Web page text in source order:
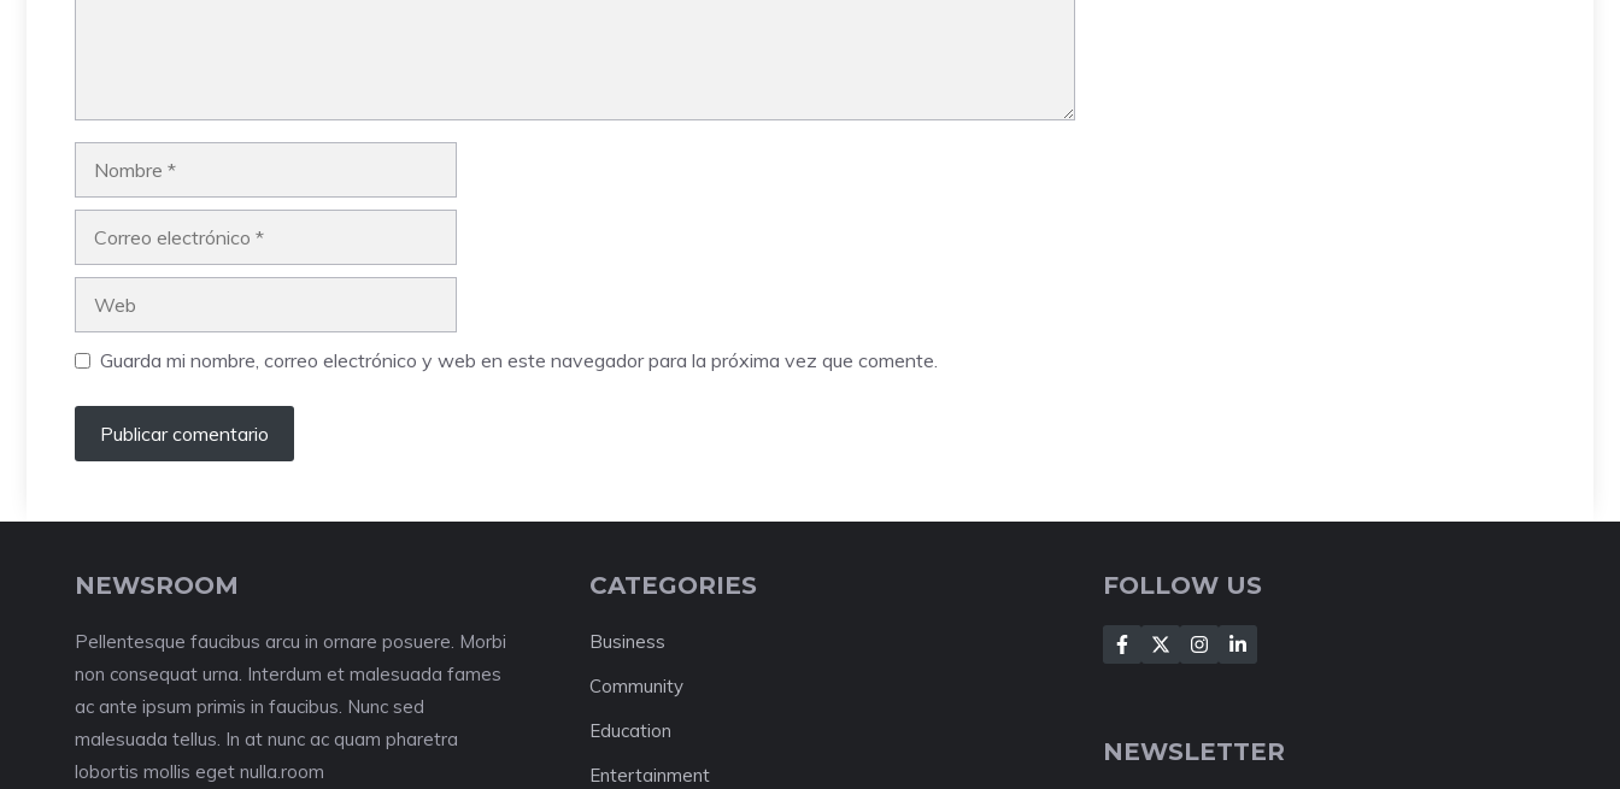
Guarda mi nombre, correo electrónico y web en este navegador para la próxima vez que comente.
NEWSROOM
Pellentesque faucibus arcu in ornare posuere. Morbi
non consequat urna. Interdum et malesuada fames
ac ante ipsum primis in faucibus. Nunc sed
malesuada tellus. In at nunc ac quam pharetra
lobortis mollis eget nulla.room
CATEGORIES
Business
Community
Education
Entertainment
FOLLOW US
NEWSLETTER